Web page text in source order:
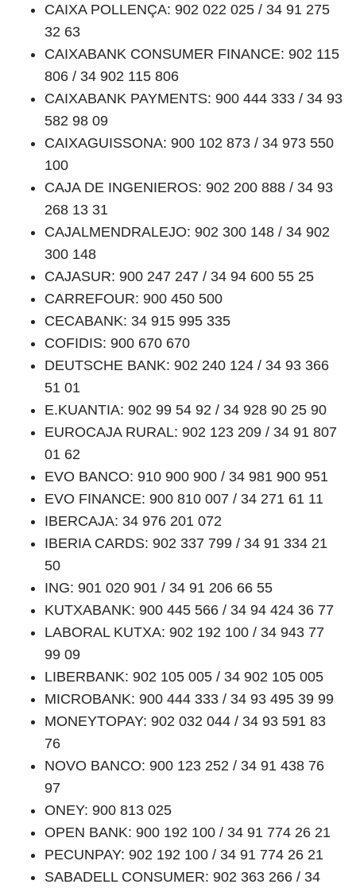
CAIXA POLLENÇA: 902 022 025 / 34 91 275
32 63
CAIXABANK CONSUMER FINANCE: 902 115
806 / 34 902 115 806
CAIXABANK PAYMENTS: 900 444 333 / 34 93
582 98 09
CAIXAGUISSONA: 900 102 873 / 34 973 550
100
CAJA DE INGENIEROS: 902 200 888 / 34 93
268 13 31
CAJALMENDRALEJO: 902 300 148 / 34 902
300 148
CAJASUR: 900 247 247 / 34 94 600 55 25
CARREFOUR: 900 450 500
CECABANK: 34 915 995 335
COFIDIS: 900 670 670
DEUTSCHE BANK: 902 240 124 / 34 93 366
51 01
E.KUANTIA: 902 99 54 92 / 34 928 90 25 90
EUROCAJA RURAL: 902 123 209 / 34 91 807
01 62
EVO BANCO: 910 900 900 / 34 981 900 951
EVO FINANCE: 900 810 007 / 34 271 61 11
IBERCAJA: 34 976 201 072
IBERIA CARDS: 902 337 799 / 34 91 334 21
50
ING: 901 020 901 / 34 91 206 66 55
KUTXABANK: 900 445 566 / 34 94 424 36 77
LABORAL KUTXA: 902 192 100 / 34 943 77
99 09
LIBERBANK: 902 105 005 / 34 902 105 005
MICROBANK: 900 444 333 / 34 93 495 39 99
MONEYTOPAY: 902 032 044 / 34 93 591 83
76
NOVO BANCO: 900 123 252 / 34 91 438 76
97
ONEY: 900 813 025
OPEN BANK: 900 192 100 / 34 91 774 26 21
PECUNPAY: 902 192 100 / 34 91 774 26 21
SABADELL CONSUMER: 902 363 266 / 34